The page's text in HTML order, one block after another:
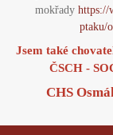
mokřady https://
ptaku/
Jsem také
ČSCH -
CHS